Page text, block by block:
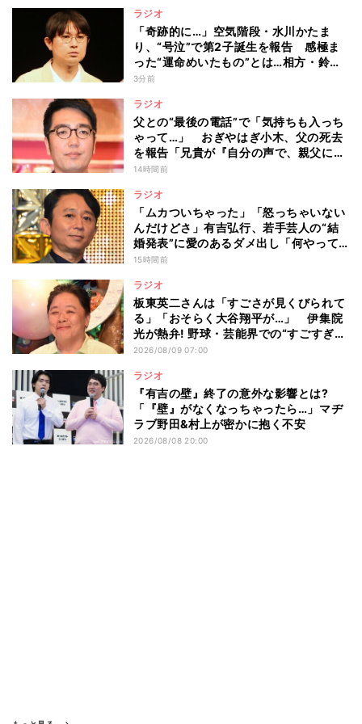
ラジオ
「奇跡的に…」空気階段・水川かたま
り、“号泣”で第2子誕生を報告 感極ま
った“運命めいたもの”とは…相方・鈴木
もぐらは「水川泣いちゃいました」「な
3分前
ラジオ
父との“最後の電話”で「気持ちも入っち
ゃって…」 おぎやはぎ小木、父の死去
を報告「兄貴が『自分の声で、親父に話
してやってくれ』って」
14時間前
ラジオ
「ムカついちゃった」「怒っちゃいない
んだけどさ」有吉弘行、若手芸人の“結
婚発表”に愛のあるダメ出し「何やって
んの?」
15時間前
ラジオ
板東英二さんは「すごさが見くびられて
る」「おそらく大谷翔平が…」 伊集院
光が熱弁! 野球・芸能界での“すごすぎ
る”功績
2026/08/09 07:00
ラジオ
『有吉の壁』終了の意外な影響とは?
「『壁』がなくなっちゃったら…」マヂ
ラブ野田&村上が密かに抱く不安
2026/08/08 20:00